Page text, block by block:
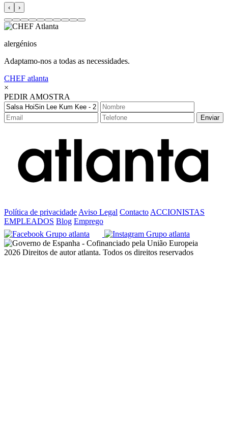
‹ ›
alergénios
Adaptamo-nos a todas as necessidades.
CHEF atlanta
×
PEDIR AMOSTRA
Enviar
Política de privacidade Aviso Legal Contacto ACCIONISTAS
EMPLEADOS Blog Emprego
2026 Direitos de autor atlanta. Todos os direitos reservados